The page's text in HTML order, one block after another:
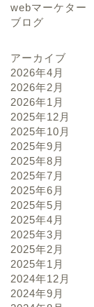
webマーケター
ブログ
アーカイブ
2026年4月
2026年2月
2026年1月
2025年12月
2025年10月
2025年9月
2025年8月
2025年7月
2025年6月
2025年5月
2025年4月
2025年3月
2025年2月
2025年1月
2024年12月
2024年9月